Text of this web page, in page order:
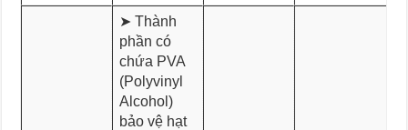
➤ Thành
phần có
chứa PVA
(Polyvinyl
Alcohol)
bảo vệ hạt